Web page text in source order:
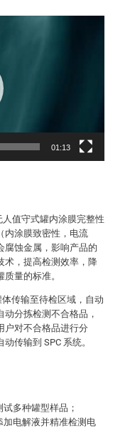
01:13
值守式罐内涂膜完整性
内涂膜致密性，电流
腐蚀金属，影响产品的
术，提高检测效率，降
量的标准。
传输至待检区域，自动
分拣检测不合格品，
户对不合格品进行分
传输到 SPC 系统。
多种罐型样品；
加电解液并精准检测电